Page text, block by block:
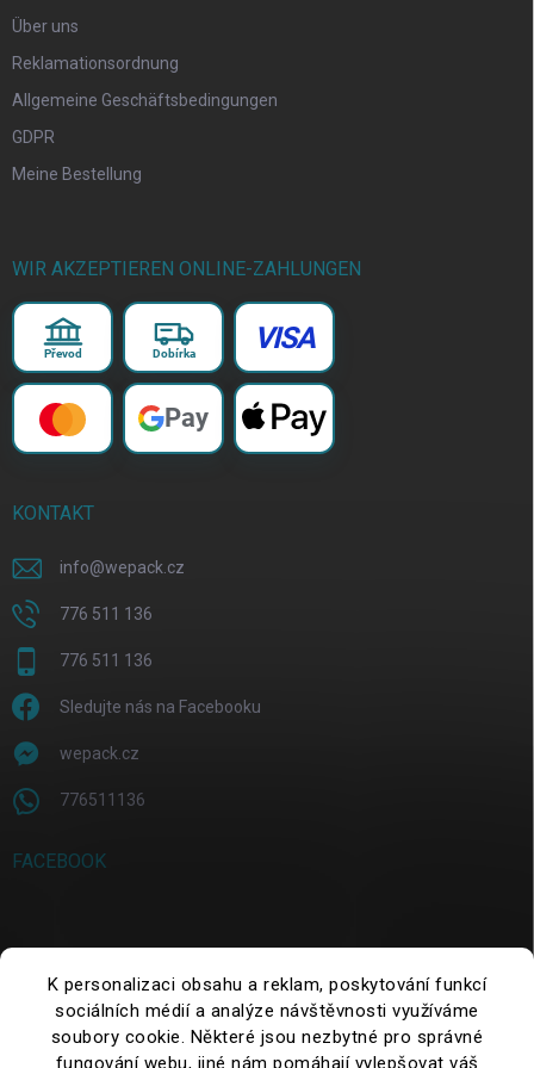
K personalizaci obsahu a reklam, poskytování funkcí
sociálních médií a analýze návštěvnosti využíváme
soubory cookie. Některé jsou nezbytné pro správné
fungování webu, jiné nám pomáhají vylepšovat váš
Über uns
Reklamationsordnung
Allgemeine Geschäftsbedingungen
GDPR
Meine Bestellung
WIR AKZEPTIEREN ONLINE-ZAHLUNGEN
Převod Dobírka VISA
Pay
KONTAKT
info@wepack.cz
776 511 136
776 511 136
Sledujte nás na Facebooku
wepack.cz
776511136
FACEBOOK
Suchen